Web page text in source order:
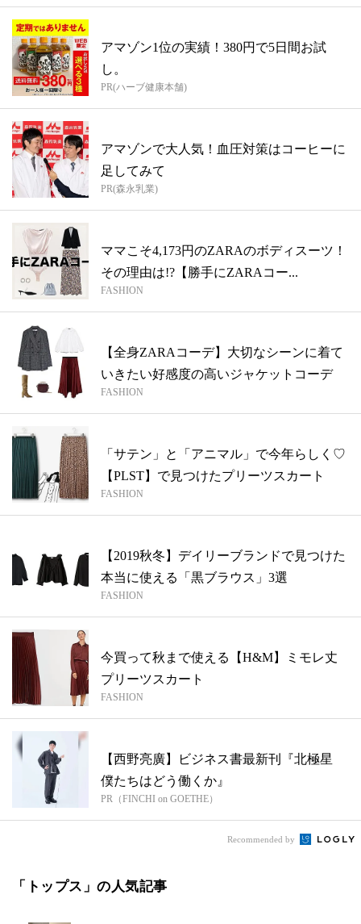
アマゾン1位の実績！380円で5日間お試
し。
PR(ハーブ健康本舗)
アマゾンで大人気！血圧対策はコーヒーに
足してみて
PR(森永乳業)
ママこそ4,173円のZARAのボディスーツ！
その理由は!?【勝手にZARAコー...
FASHION
【全身ZARAコーデ】大切なシーンに着て
いきたい好感度の高いジャケットコーデ
FASHION
「サテン」と「アニマル」で今年らしく♡
【PLST】で見つけたプリーツスカート
FASHION
【2019秋冬】デイリーブランドで見つけた
本当に使える「黒ブラウス」3選
FASHION
今買って秋まで使える【H&M】ミモレ丈
プリーツスカート
FASHION
【西野亮廣】ビジネス書最新刊『北極星
僕たちはどう働くか』
PR（FINCHI on GOETHE）
Recommended by
「トップス」の人気記事